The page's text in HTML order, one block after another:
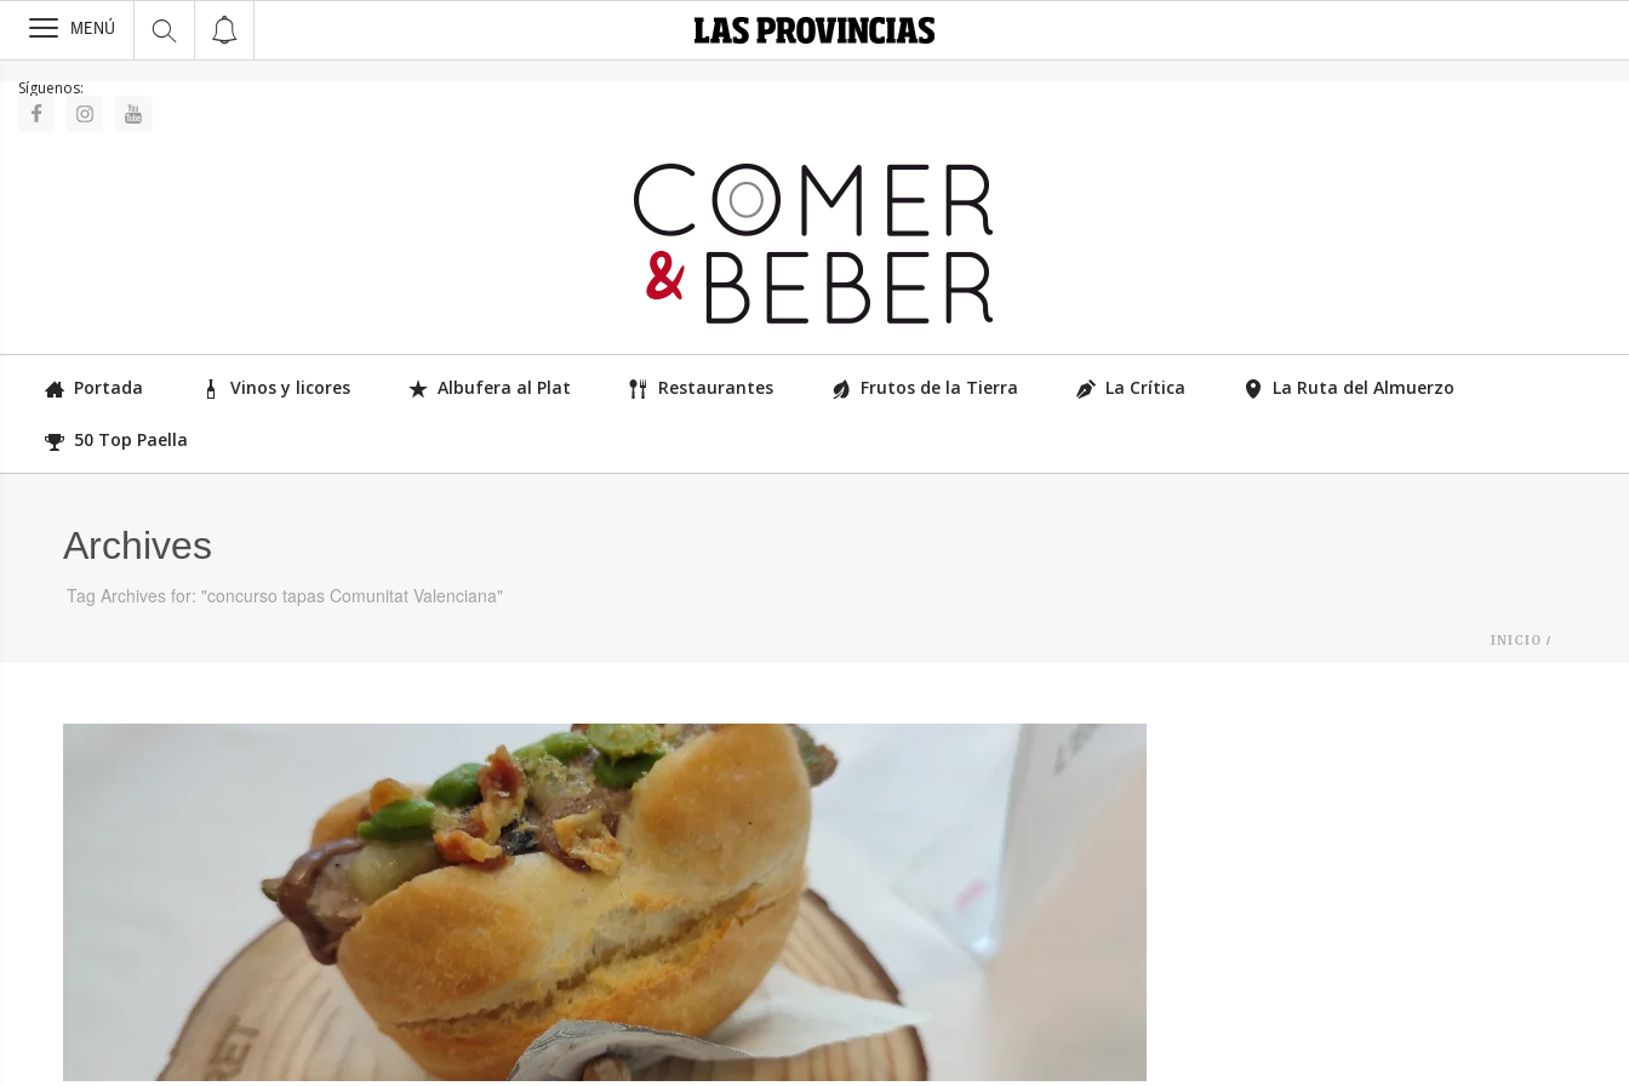
>
MENÚ
Síguenos:
Portada Vinos y licores Albufera al Plat Restaurantes Frutos de la Tierra La Crítica La Ruta del Almuerzo
50 Top Paella
Archives
Tag Archives for: "concurso tapas Comunitat Valenciana"
INICIO /